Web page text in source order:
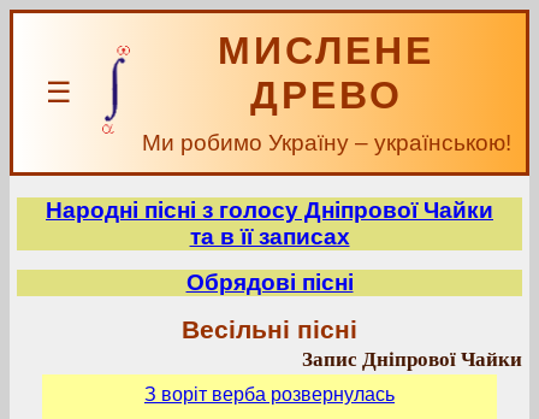
☰
МИСЛЕНЕ
ДРЕВО
Ми робимо Україну – українською!
Народні пісні з голосу Дніпрової Чайки
та в її записах
Обрядові пісні
Весільні пісні
Запис Дніпрової Чайки
З воріт верба розвернулась